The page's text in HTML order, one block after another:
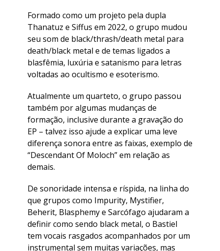
Formado como um projeto pela dupla
Thanatuz e Siffus em 2022, o grupo mudou
seu som de black/thrash/death metal para
death/black metal e de temas ligados a
blasfêmia, luxúria e satanismo para letras
voltadas ao ocultismo e esoterismo.
Atualmente um quarteto, o grupo passou
também por algumas mudanças de
formação, inclusive durante a gravação do
EP – talvez isso ajude a explicar uma leve
diferença sonora entre as faixas, exemplo de
“Descendant Of Moloch” em relação as
demais.
De sonoridade intensa e ríspida, na linha do
que grupos como Impurity, Mystifier,
Beherit, Blasphemy e Sarcófago ajudaram a
definir como sendo black metal, o Bastiel
tem vocais rasgados acompanhados por um
instrumental sem muitas variações, mas